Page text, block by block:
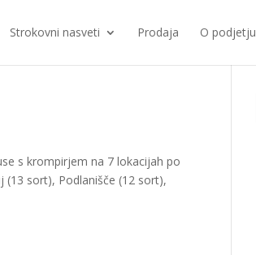
Strokovni nasveti Prodaja O podjetju
s krompirjem na 7 lokacijah po
(13 sort), Podlanišče (12 sort),